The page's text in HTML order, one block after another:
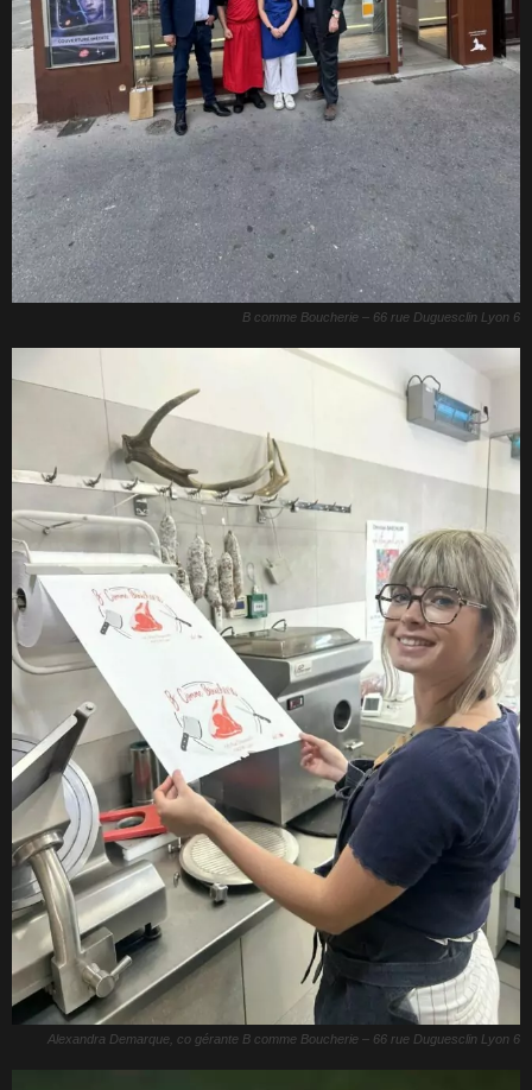
B comme Boucherie – 66 rue Duguesclin Lyon 6
Alexandra Demarque, co gérante B comme Boucherie – 66 rue Duguesclin Lyon 6